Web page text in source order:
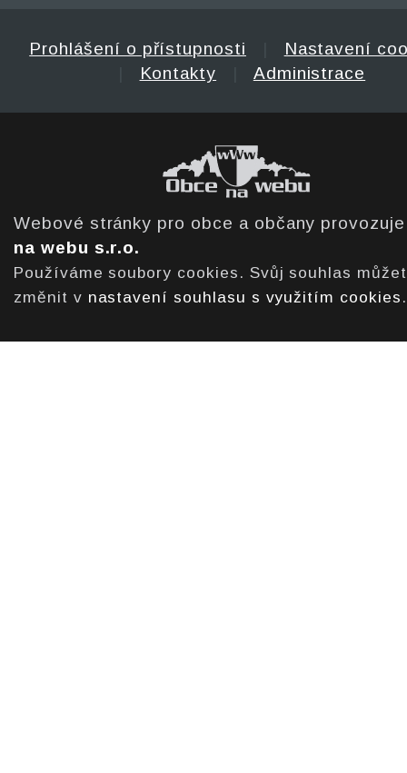
Prohlášení o přístupnosti
Nastavení
Kontakty Administrace
Webové stránky pro obce a občany
na webu s.r.o.
Používáme soubory cookies. Svůj souhlas
změnit v nastavení souhlasu s využitím cookies .